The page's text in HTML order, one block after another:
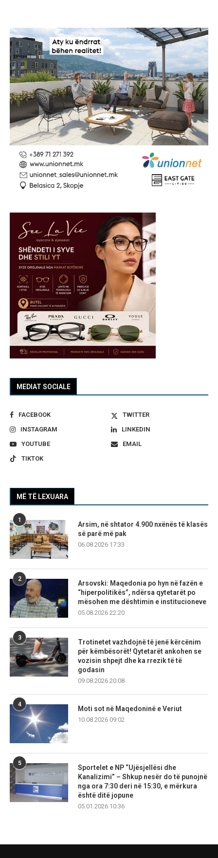
MEDIAT SOCIALE
FACEBOOK
TWITTER
INSTAGRAM
LINKEDIN
YOUTUBE
EMAIL
TIKTOK
MË TË LEXUARA
1
Arsim, në shtator 4.900 nxënës të klasës
së parë më pak
06.08.2026 17:33
2
Arsovski: Maqedonia po hyn në fazën e
“hiperpolitikës”, ndërsa qytetarët po
mësohen me dështimin e institucioneve
05.08.2026 22:20
3
Trotinetet vazhdojnë të jenë kërcënim
për këmbësorët! Qytetarët ankohen se
vozisin shpejt dhe ka rrezik të të
godasin
09.08.2026 20:08
4
Moti sot në Maqedoninë e Veriut
10.08.2026 09:02
5
Sportelet e NP “Ujësjellësi dhe
Kanalizimi” – Shkup nesër do të punojnë
nga ora 7:30 deri në 15:30, e mërkura
është ditë jopune
05.01.2026 10:36